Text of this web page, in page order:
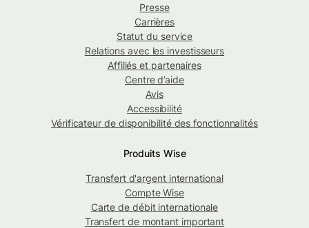
Presse
Carrières
Statut du service
Relations avec les investisseurs
Affiliés et partenaires
Centre d’aide
Avis
Accessibilité
Vérificateur de disponibilité des fonctionnalités
Produits Wise
Transfert d'argent international
Compte Wise
Carte de débit internationale
Transfert de montant important